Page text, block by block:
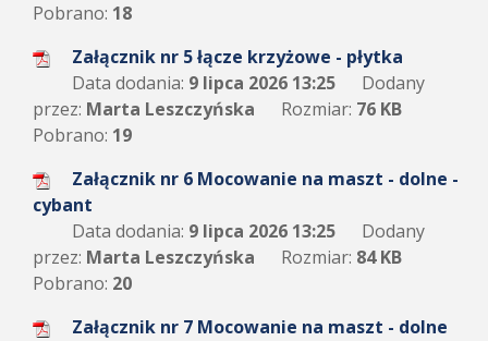
Pobrano: 18
Załącznik nr 5 łącze krzyżowe - płytka
Data dodania: 9 lipca 2026 13:25
Dodany
przez: Marta Leszczyńska Rozmiar: 76 KB
Pobrano: 19
Załącznik nr 6 Mocowanie na maszt - dolne -
cybant
Data dodania: 9 lipca 2026 13:25
Dodany
przez: Marta Leszczyńska Rozmiar: 84 KB
Pobrano: 20
Załącznik nr 7 Mocowanie na maszt - dolne